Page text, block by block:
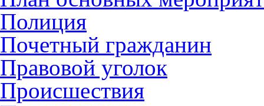
Полиция
Почетный гражданин
Правовой уголок
Происшествия